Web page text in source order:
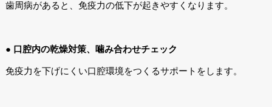
歯周病があると、免疫力の低下が起きやすくなります。
● 口腔内の乾燥対策、噛み合わせチェック
免疫力を下げにくい口腔環境をつくるサポートをします。